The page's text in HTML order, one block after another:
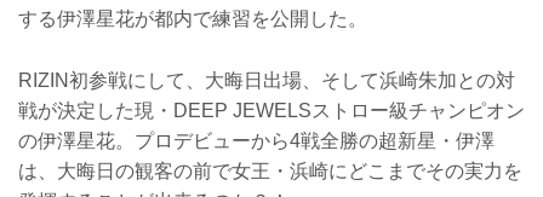
する伊澤星花が都内で練習を公開した。
RIZIN初参戦にして、大晦日出場、そして浜崎朱加との対
戦が決定した現・DEEP JEWELSストロー級チャンピオン
の伊澤星花。プロデビューから4戦全勝の超新星・伊澤
は、大晦日の観客の前で女王・浜崎にどこまでその実力を